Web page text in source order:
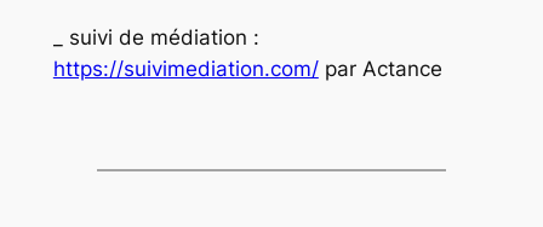
_ suivi de médiation :
https://suivimediation.com/par Actance